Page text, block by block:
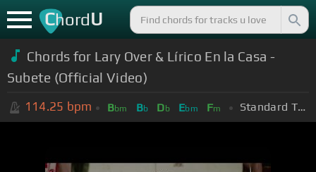
ChordU
Chords for Lary Over & Lírico En la Casa -
Subete (Official Video)
114.25 bpm Bbm Bb Db Ebm Fm Standard Tuning (EADGBE)